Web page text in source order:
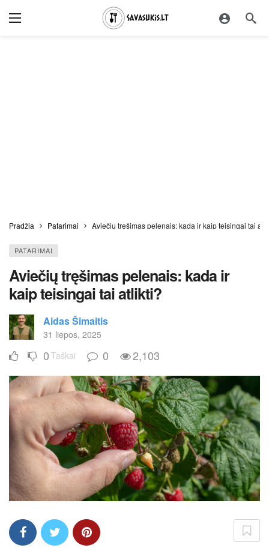
Pradžia Patarimai Aviečių tręšimas pelenais: kada ir kaip teisingai tai
PATARIMAI
Aviečių tręšimas pelenais: kada ir
kaip teisingai tai atlikti?
Aidas Šimaitis
31 liepos, 2025
0 Taškai 0 2,103